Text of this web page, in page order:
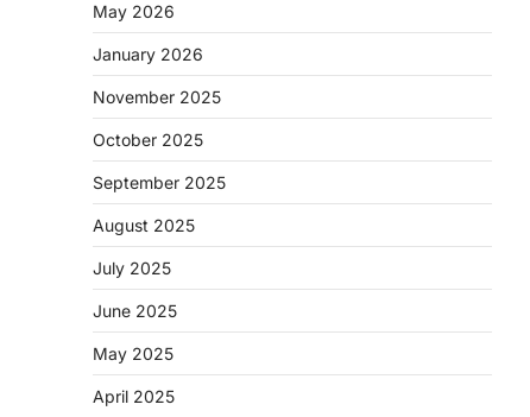
May 2026
January 2026
November 2025
October 2025
September 2025
August 2025
July 2025
June 2025
May 2025
April 2025
CHHATTISGARH
CG : मुख्यमंत्री विष्णुदेव साय के नेतृत्व
में छत्तीसगढ़ को बड़ी उपलब्धि
More Khabar
रायपुर। मुख्यमंत्री विष्णुदेव साय के नेतृत्व में स्वच्छ
ऊर्जा, हरित विकास और किसानों की आय…
CG : पांच माह की अनुष्का को मिला नया